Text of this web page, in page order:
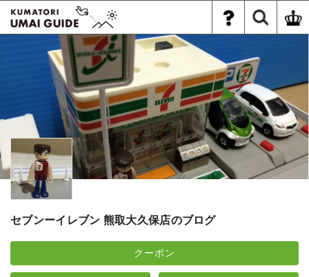
セブンーイレブン 熊取大久保店のブログ
クーポン